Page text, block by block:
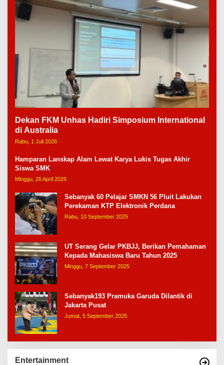
Dekan FKM Unhas Hadiri Simposium International
di Australia
Rabu, 1 Juli 2026
Hamparan Lanskap Alam Lewat Karya Lukis Tugas Akhir
Siswa SMK
Minggu, 26 April 2026
Sebanyak 60 Pelajar SMKN 56 Pluit Lakukan
Perekaman KTP Elektronik Perdana
Rabu, 10 September 2025
UT Serang Gelar PKBJJ, Berikan Pemahaman
Kepada Mahasiswa Baru Tahun 2025
Minggu, 7 September 2025
Sebanyak193 Pramuka Garuda Dilantik di
Jakarta Pusat
Jumat, 5 September 2025
Entertainment